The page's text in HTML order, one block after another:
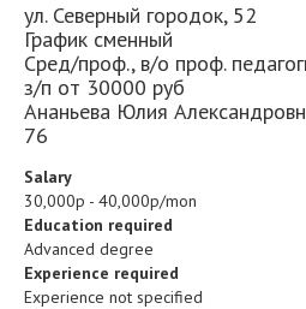
ул. Северный городок, 52
График сменный
Сред/проф., в/о проф.
з/п от 30000 руб
Ананьева Юлия
76
Salary
30,000р - 40,000р/mon
Education required
Advanced degree
Experience required
Experience not specified